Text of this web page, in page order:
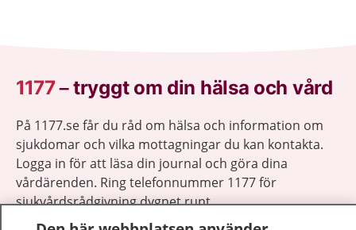
1177–tryggt om din hälsa och vård
På 1177.se får du råd om hälsa och information om
sjukdomar och vilka mottagningar du kan kontakta.
Logga in för att läsa din journal och göra dina
vårdärenden. Ring telefonnummer 1177 för
sjukvårdsrådgivning dygnet runt.
1177 ger dig råd när du vill må bättre.